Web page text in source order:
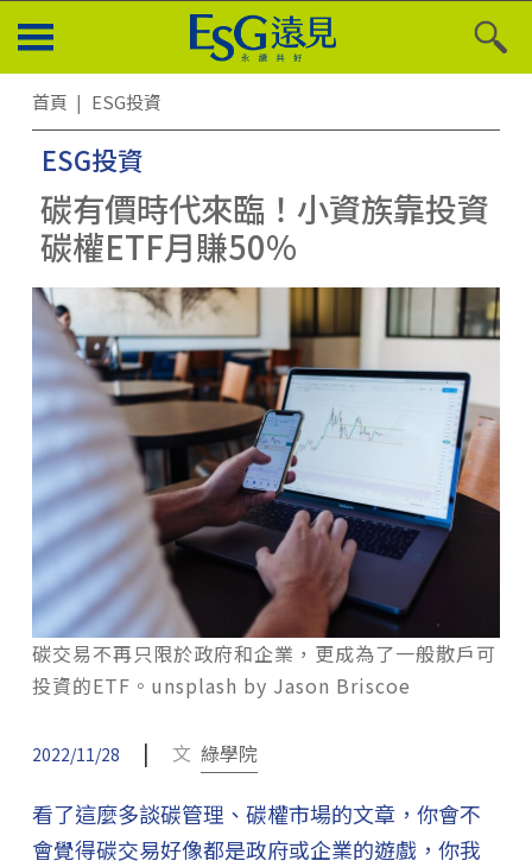
首頁 ESG投資
ESG投資
碳有價時代來臨！小資族靠投資
碳權ETF月賺50%
碳交易不再只限於政府和企業，更成為了一般散戶可
投資的ETF。unsplash by Jason Briscoe
2022/11/28 | 文 綠學院
看了這麼多談碳管理、碳權市場的文章，你會不
會覺得碳交易好像都是政府或企業的遊戲，你我